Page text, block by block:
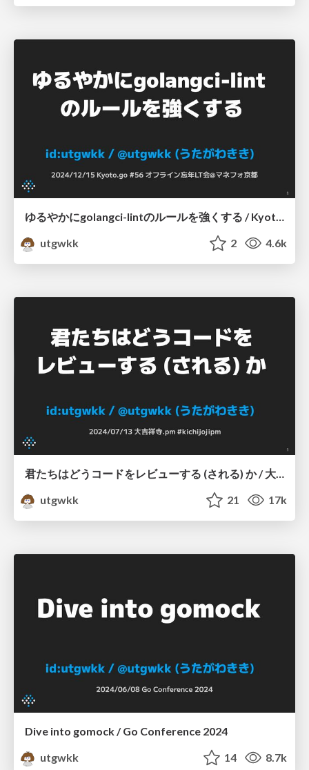
ゆるやかにgolangci-lintのルールを強くする / Kyoto.go #56
utgwkk
2 4.6k
君たちはどうコードをレビューする (される) か / 大吉祥寺.pm
utgwkk
21 17k
Dive into gomock / Go Conference 2024
utgwkk
14 8.7k